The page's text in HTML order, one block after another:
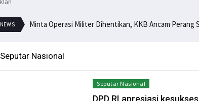
NEWS Minta Operasi Militer Dihentikan, KKB Ancam Perang
Seputar Nasional
Seputar Nasional
DPD RI apresiasi